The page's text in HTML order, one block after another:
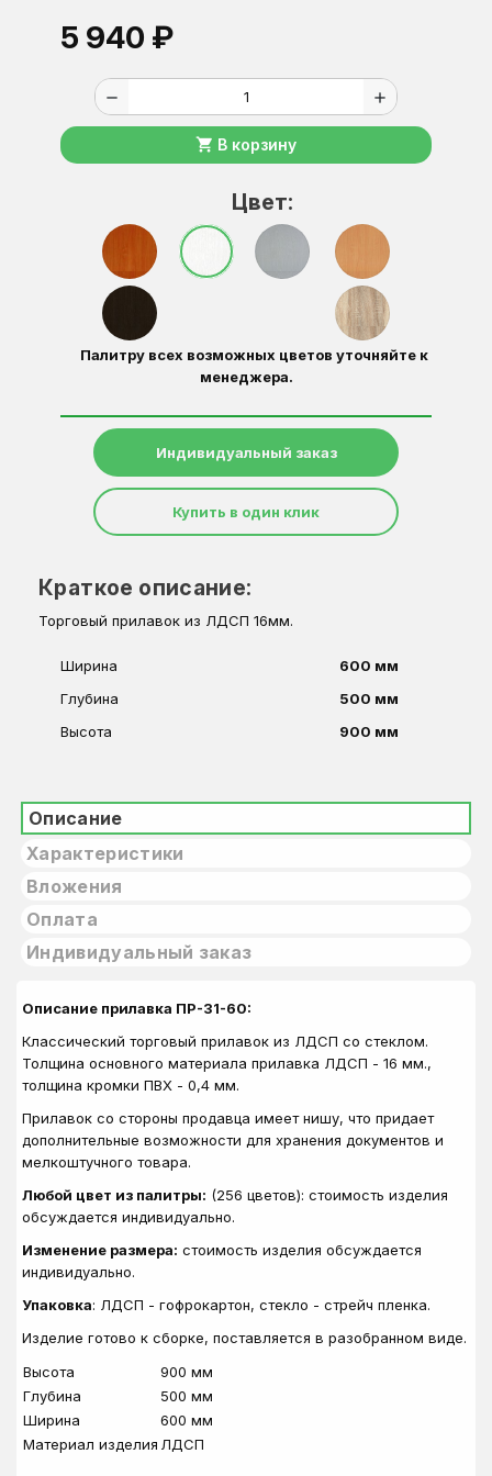
5 940 ₽
remove add
shopping_cart В корзину
Цвет:
Палитру всех возможных цветов уточняйте к
менеджера.
Индивидуальный заказ
Купить в один клик
Краткое описание:
Торговый прилавок из ЛДСП 16мм.
Ширина
600 мм
Глубина
500 мм
Высота
900 мм
Описание
Характеристики
Вложения
Оплата
Индивидуальный заказ
Описание прилавка ПР-31-60:
Классический торговый прилавок из ЛДСП со стеклом.
Толщина основного материала прилавка ЛДСП - 16 мм.,
толщина кромки ПВХ - 0,4 мм.
Прилавок со стороны продавца имеет нишу, что придает
дополнительные возможности для хранения документов и
мелкоштучного товара.
Любой цвет из палитры: (256 цветов): стоимость изделия
обсуждается индивидуально.
Изменение размера: стоимость изделия обсуждается
индивидуально.
Упаковка: ЛДСП - гофрокартон, стекло - стрейч пленка.
Изделие готово к сборке, поставляется в разобранном виде.
Высота
900 мм
Глубина
500 мм
Ширина
600 мм
Материал изделия ЛДСП